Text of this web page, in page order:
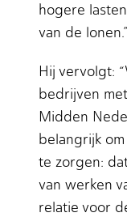
hogere
van de lonen.”
Hij vervolgt:
bedrijven
Midden
belangrijk
te zorgen:
van werken
relatie voor